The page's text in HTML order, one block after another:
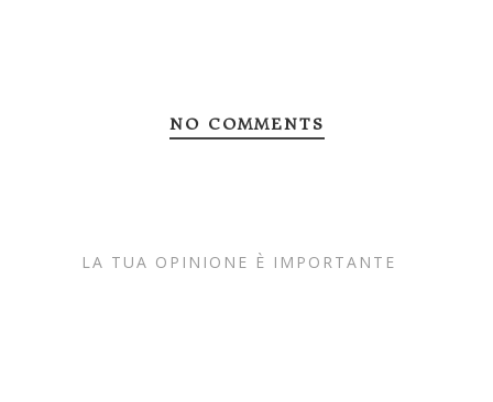
NO COMMENTS
LA TUA OPINIONE È IMPORTANTE